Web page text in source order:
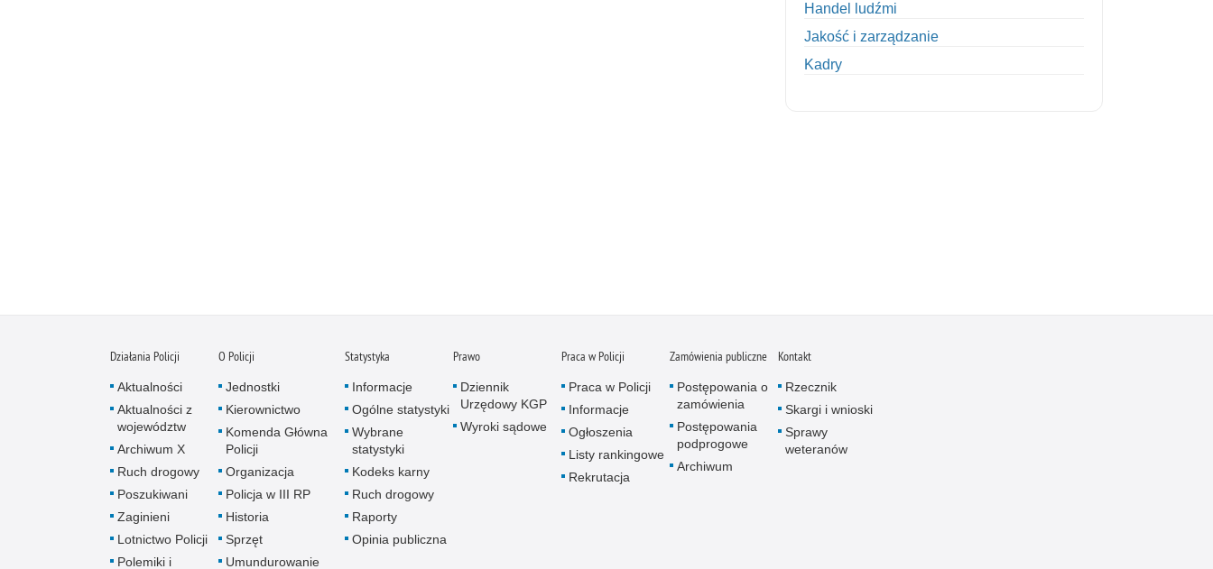
Handel ludźmi
Jakość i zarządzanie
Kadry
Nietrzeźwi kierujący
Nietrzeźwi opiekunowie
Działania Policji
Aktualności
Aktualności z
województw
Archiwum X
Ruch drogowy
Poszukiwani
Zaginieni
Lotnictwo Policji
Polemiki i
O Policji
Jednostki
Kierownictwo
Komenda Główna
Policji
Organizacja
Policja w III RP
Historia
Sprzęt
Umundurowanie
Statystyka
Informacje
Ogólne statystyki
Wybrane
statystyki
Kodeks karny
Ruch drogowy
Raporty
Opinia publiczna
Prawo
Dziennik
Urzędowy KGP
Wyroki sądowe
Praca w Policji
Praca w Policji
Informacje
Ogłoszenia
Listy rankingowe
Rekrutacja
Zamówienia publiczne
Postępowania o
zamówienia
Postępowania
podprogowe
Archiwum
Kontakt
Rzecznik
Skargi i wnioski
Sprawy
weteranów